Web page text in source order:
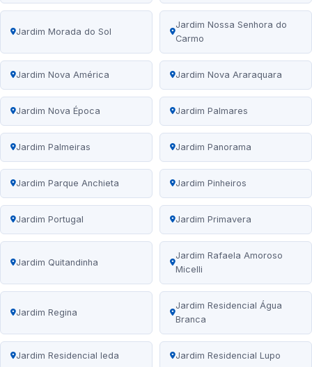
Jardim Morada do Sol
Jardim Nossa Senhora do
Carmo
Jardim Nova América Jardim Nova Araraquara
Jardim Nova Época Jardim Palmares
Jardim Palmeiras Jardim Panorama
Jardim Parque Anchieta Jardim Pinheiros
Jardim Portugal Jardim Primavera
Jardim Quitandinha
Jardim Rafaela Amoroso
Micelli
Jardim Regina
Jardim Residencial Água
Branca
Jardim Residencial Ieda Jardim Residencial Lupo